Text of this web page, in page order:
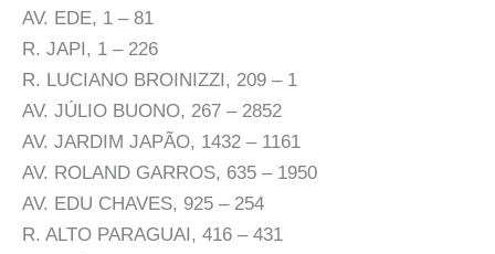
AV. EDE, 1 – 81
R. JAPI, 1 – 226
R. LUCIANO BROINIZZI, 209 – 1
AV. JÚLIO BUONO, 267 – 2852
AV. JARDIM JAPÃO, 1432 – 1161
AV. ROLAND GARROS, 635 – 1950
AV. EDU CHAVES, 925 – 254
R. ALTO PARAGUAI, 416 – 431